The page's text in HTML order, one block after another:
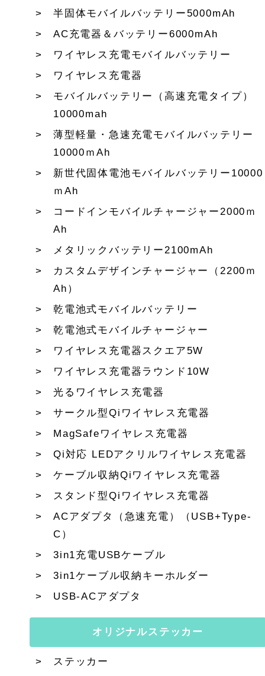
半固体モバイルバッテリー5000mAh
AC充電器＆バッテリー6000mAh
ワイヤレス充電モバイルバッテリー
ワイヤレス充電器
モバイルバッテリー（高速充電タイプ）
10000mah
薄型軽量・急速充電モバイルバッテリー
10000ｍAh
新世代固体電池モバイルバッテリー10000
ｍAh
コードインモバイルチャージャー2000ｍ
Ah
メタリックバッテリー2100mAh
カスタムデザインチャージャー（2200ｍ
Ah）
乾電池式モバイルバッテリー
乾電池式モバイルチャージャー
ワイヤレス充電器スクエア5W
ワイヤレス充電器ラウンド10W
光るワイヤレス充電器
サークル型Qiワイヤレス充電器
MagSafeワイヤレス充電器
Qi対応 LEDアクリルワイヤレス充電器
ケーブル収納Qiワイヤレス充電器
スタンド型Qiワイヤレス充電器
ACアダプタ（急速充電）（USB+Type-
C）
3in1充電USBケーブル
3in1ケーブル収納キーホルダー
USB-ACアダプタ
オリジナルステッカー
ステッカー